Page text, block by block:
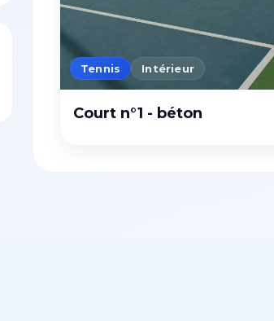
Tennis Intérieur
Court n°1 - béton